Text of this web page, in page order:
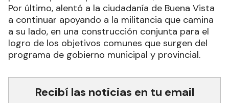
Por último, alentó a la ciudadanía de Buena Vista
a continuar apoyando a la militancia que camina
a su lado, en una construcción conjunta para el
logro de los objetivos comunes que surgen del
programa de gobierno municipal y provincial.
Recibí las noticias en tu email